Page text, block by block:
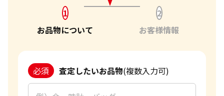
1
お品物について
2
お客様情報
必須 査定したいお品物(複数入力可)